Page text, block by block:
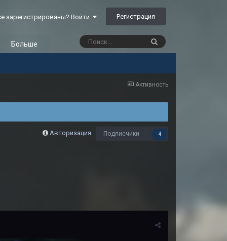
зарегистрированы? Войти Регистрация
Больше
Активность
Авторизация Подписчики 4